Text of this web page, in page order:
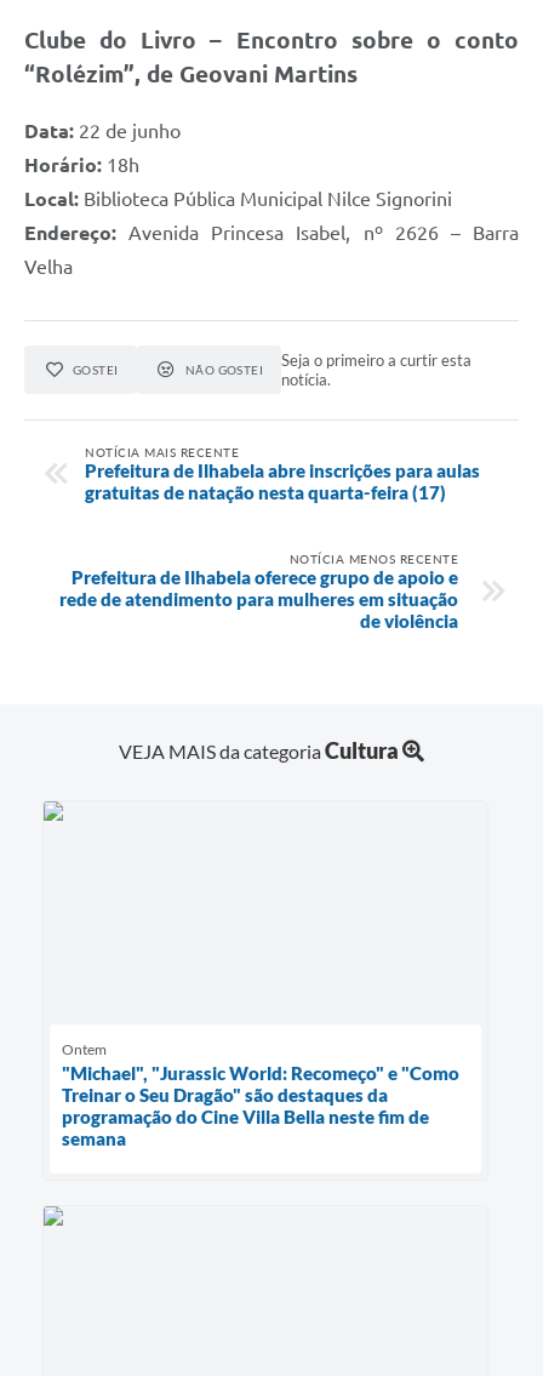
Clube do Livro – Encontro sobre o conto
“Rolézim”, de Geovani Martins
Data: 22 de junho
Horário: 18h
Local: Biblioteca Pública Municipal Nilce Signorini
Endereço: Avenida Princesa Isabel, nº 2626 – Barra
Velha
GOSTEI NÃO GOSTEI
Seja o primeiro a curtir esta
notícia.
NOTÍCIA MAIS RECENTE
Prefeitura de Ilhabela abre inscrições para aulas
gratuitas de natação nesta quarta-feira (17)
NOTÍCIA MENOS RECENTE
Prefeitura de Ilhabela oferece grupo de apoio e
rede de atendimento para mulheres em situação
de violência
VEJA MAIS da categoriaCultura
Ontem
"Michael", "Jurassic World: Recomeço" e "Como
Treinar o Seu Dragão" são destaques da
programação do Cine Villa Bella neste fim de
semana